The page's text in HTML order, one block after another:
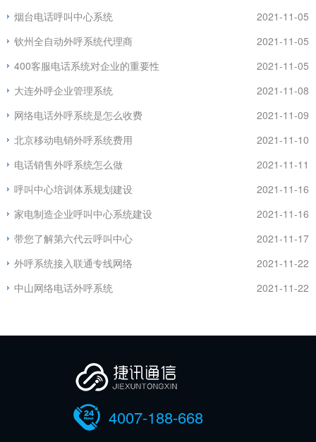
2021-11-05
烟台电话呼叫中心系统
2021-11-05
钦州全自动外呼系统代理商
2021-11-05
400客服电话系统对企业的重要性
2021-11-08
大连外呼企业管理系统
2021-11-09
网络电话外呼系统是怎么收费
2021-11-10
北京移动电销外呼系统费用
2021-11-11
电话销售外呼系统怎么做
2021-11-16
呼叫中心培训体系规划建设
2021-11-16
家电制造企业呼叫中心系统建设
2021-11-17
带您了解第六代云呼叫中心
2021-11-22
外呼系统接入联通专线网络
2021-11-22
中山网络电话外呼系统
4007-188-668